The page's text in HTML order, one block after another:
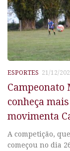
ESPORTES 21/12/
Campeonato
conheça
movimenta
A competição,
começou no dia